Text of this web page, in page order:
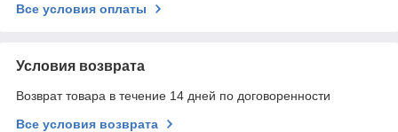
Все условия оплаты
Условия возврата
Возврат товара в течение 14 дней по договоренности
Все условия возврата